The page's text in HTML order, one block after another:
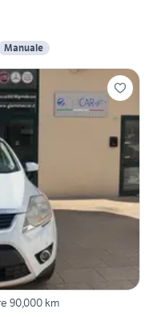
Manuale
90,000 km